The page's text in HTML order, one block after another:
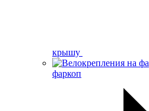
крышу
фаркоп